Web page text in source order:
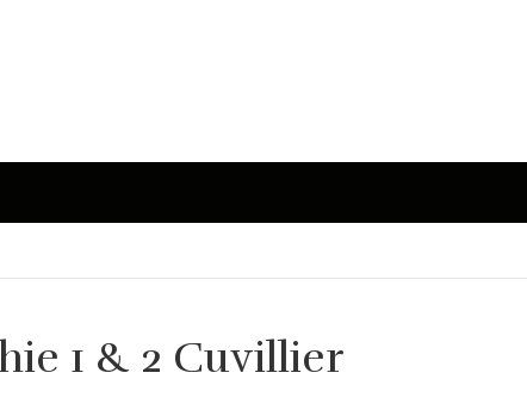
1 & 2 Cuvillier